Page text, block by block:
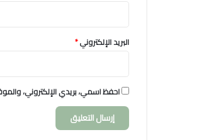
البريد الإلكتروني*
احفظ اسمي، بريدي الإلكتروني،